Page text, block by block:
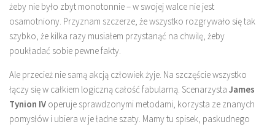
żeby nie było zbyt monotonnie – w swojej walce nie jest
osamotniony. Przyznam szczerze, że wszystko rozgrywało się tak
szybko, że kilka razy musiałem przystanąć na chwilę, żeby
poukładać sobie pewne fakty.
Ale przecież nie samą akcją człowiek żyje. Na szczęście wszystko
łączy się w całkiem logiczną całość fabularną. Scenarzysta James
Tynion IV operuje sprawdzonymi metodami, korzysta ze znanych
pomysłów i ubiera w je ładne szaty. Mamy tu spisek, paskudnego